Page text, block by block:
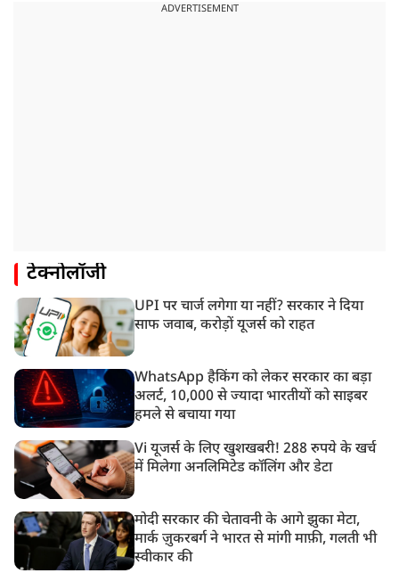
ADVERTISEMENT
टेक्नोलॉजी
UPI पर चार्ज लगेगा या नहीं? सरकार ने दिया
साफ जवाब, करोड़ों यूजर्स को राहत
WhatsApp हैकिंग को लेकर सरकार का बड़ा
अलर्ट, 10,000 से ज्यादा भारतीयों को साइबर
हमले से बचाया गया
Vi यूजर्स के लिए खुशखबरी! 288 रुपये के खर्च
में मिलेगा अनलिमिटेड कॉलिंग और डेटा
मोदी सरकार की चेतावनी के आगे झुका मेटा,
मार्क ज़ुकरबर्ग ने भारत से मांगी माफ़ी, गलती भी
स्वीकार की